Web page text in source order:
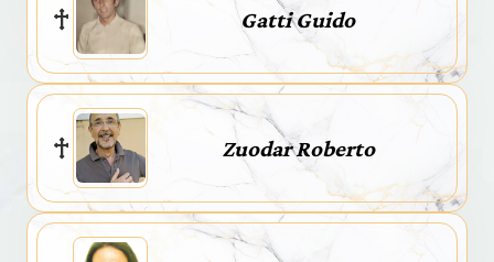
Gatti Guido
Zuodar Roberto